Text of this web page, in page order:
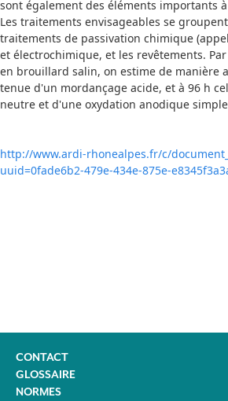
sont également des éléments importants
Les traitements envisageables se
traitements de passivation chimique
et électrochimique, et les revêtements.
en brouillard salin, on estime de manière
tenue d'un mordançage acide, et à 96 h
neutre et d'une oxydation anodique
http://www.ardi-rhonealpes.fr/c/
uuid=0fade6b2-479e-434e-875e-
CONTACT
GLOSSAIRE
NORMES